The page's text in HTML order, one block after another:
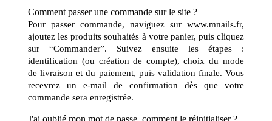
Comment passer une commande sur le site ?
Pour passer commande, naviguez sur www.mnails.fr,
ajoutez les produits souhaités à votre panier, puis cliquez
sur “Commander”. Suivez ensuite les étapes :
identification (ou création de compte), choix du mode
de livraison et du paiement, puis validation finale. Vous
recevrez un e-mail de confirmation dès que votre
commande sera enregistrée.